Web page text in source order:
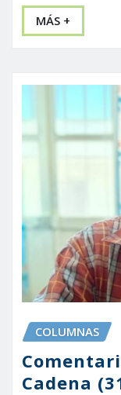
MÁS +
COLUMNAS
Cadena